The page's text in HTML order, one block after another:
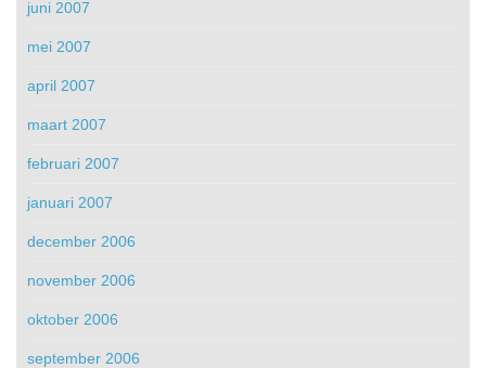
juni 2007
mei 2007
april 2007
maart 2007
februari 2007
januari 2007
december 2006
november 2006
oktober 2006
september 2006